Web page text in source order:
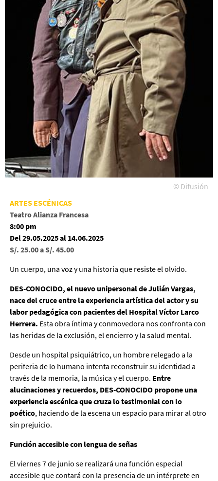
© Difusión
ARTES ESCÉNICAS
Teatro Alianza Francesa
8:00 pm
Del 29.05.2025 al 14.06.2025
S/. 25.00 a S/. 45.00
Un cuerpo, una voz y una historia que resiste el olvido.
DES-CONOCIDO, el nuevo unipersonal de Julián Vargas,
nace del cruce entre la experiencia artística del actor y su
labor pedagógica con pacientes del Hospital Víctor Larco
Herrera. Esta obra íntima y conmovedora nos confronta con
las heridas de la exclusión, el encierro y la salud mental.
Desde un hospital psiquiátrico, un hombre relegado a la
periferia de lo humano intenta reconstruir su identidad a
través de la memoria, la música y el cuerpo. Entre
alucinaciones y recuerdos, DES-CONOCIDO propone una
experiencia escénica que cruza lo testimonial con lo
poético, haciendo de la escena un espacio para mirar al otro
sin prejuicio.
Función accesible con lengua de señas
El viernes 7 de junio se realizará una función especial
accesible que contará con la presencia de un intérprete en